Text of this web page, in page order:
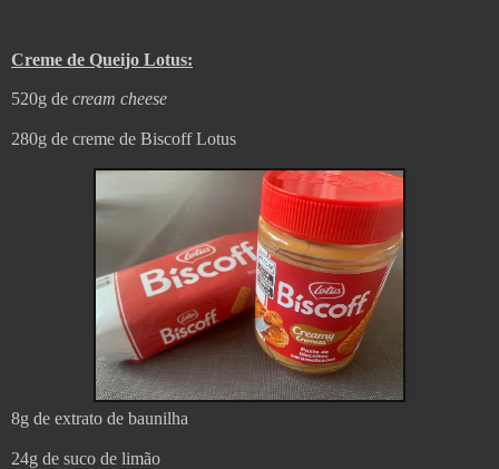
Creme de Queijo Lotus:
520g de cream cheese
280g de creme de Biscoff Lotus
8g de extrato de baunilha
24g de suco de limão